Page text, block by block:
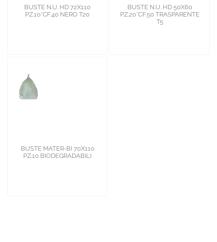
BUSTE N.U. HD 72X110
PZ.10*CF.40 NERO T20
BUSTE N.U. HD 50X60
PZ.20*CF.50 TRASPARENTE
T5
BUSTE MATER-BI 70X110
PZ.10 BIODEGRADABILI